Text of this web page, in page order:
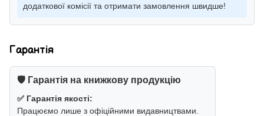
додаткової комісії та отримати замовлення швидше!
Гарантія
🛡️ Гарантія на книжкову продукцію
✅ Гарантія якості:
Працюємо лише з офіційними видавництвами.